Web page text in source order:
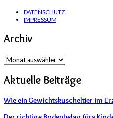
DATENSCHUTZ
IMPRESSUM
Archiv
Archiv
Aktuelle Beiträge
Wie ein Gewichtskuscheltier im